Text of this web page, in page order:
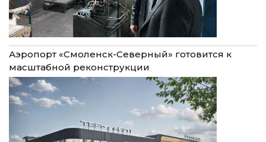
Аэропорт «Смоленск-Северный» готовится к
масштабной реконструкции